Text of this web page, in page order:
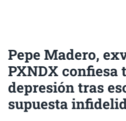
Pepe Madero,
PXNDX confiesa
depresión tras
supuesta